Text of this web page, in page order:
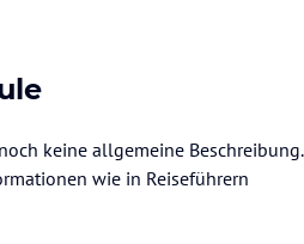
keine allgemeine Beschreibung.
wie in Reiseführern